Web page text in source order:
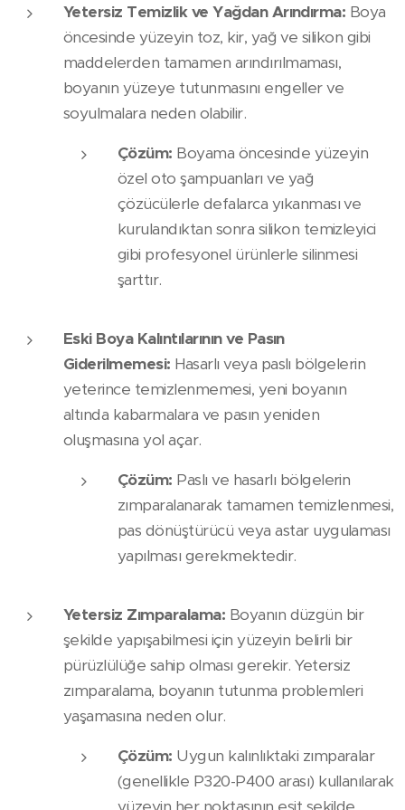
Yetersiz Temizlik ve Yağdan Arındırma: Boya
öncesinde yüzeyin toz, kir, yağ ve silikon gibi
maddelerden tamamen arındırılmaması,
boyanın yüzeye tutunmasını engeller ve
soyulmalara neden olabilir.
Çözüm: Boyama öncesinde yüzeyin
özel oto şampuanları ve yağ
çözücülerle defalarca yıkanması ve
kurulandıktan sonra silikon temizleyici
gibi profesyonel ürünlerle silinmesi
şarttır.
Eski Boya Kalıntılarının ve Pasın
Giderilmemesi: Hasarlı veya paslı bölgelerin
yeterince temizlenmemesi, yeni boyanın
altında kabarmalara ve pasın yeniden
oluşmasına yol açar.
Çözüm: Paslı ve hasarlı bölgelerin
zımparalanarak tamamen temizlenmesi,
pas dönüştürücü veya astar uygulaması
yapılması gerekmektedir.
Yetersiz Zımparalama: Boyanın düzgün bir
şekilde yapışabilmesi için yüzeyin belirli bir
pürüzlülüğe sahip olması gerekir. Yetersiz
zımparalama, boyanın tutunma problemleri
yaşamasına neden olur.
Çözüm: Uygun kalınlıktaki zımparalar
(genellikle P320-P400 arası) kullanılarak